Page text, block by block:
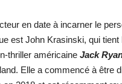
en date à incarner le
est John Krasinski, qui tient
thriller américaine Jack
Elle a commencé à être